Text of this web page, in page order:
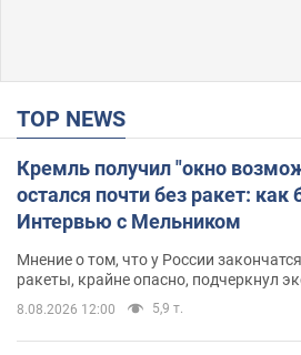
TOP NEWS
Кремль получил "окно
остался почти без ракет: как
Интервью с Мельником
Мнение о том, что у России
ракеты, крайне опасно, подчеркнул
8.08.2026 12:00 5,9 т.